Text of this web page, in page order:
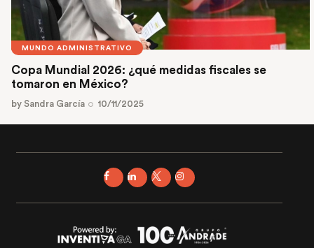
MUNDO ADMINISTRATIVO
Copa Mundial 2026: ¿qué medidas fiscales se
tomaron en México?
by Sandra García 10/11/2025